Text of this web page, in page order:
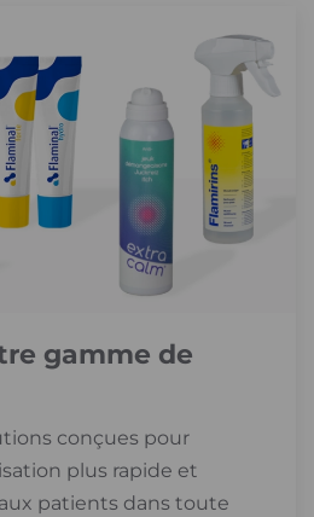
gamme de
conçues pour
plus rapide et
patients dans toute